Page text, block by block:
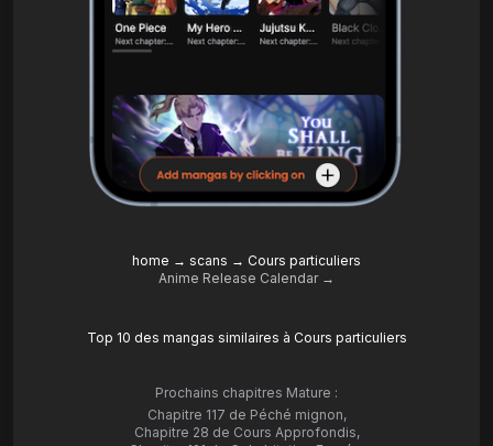
home → scans → Cours particuliers
Anime Release Calendar →
Top 10 des mangas similaires à Cours particuliers
Prochains chapitres Mature :
Chapitre 117 de Péché mignon,
Chapitre 28 de Cours Approfondis,